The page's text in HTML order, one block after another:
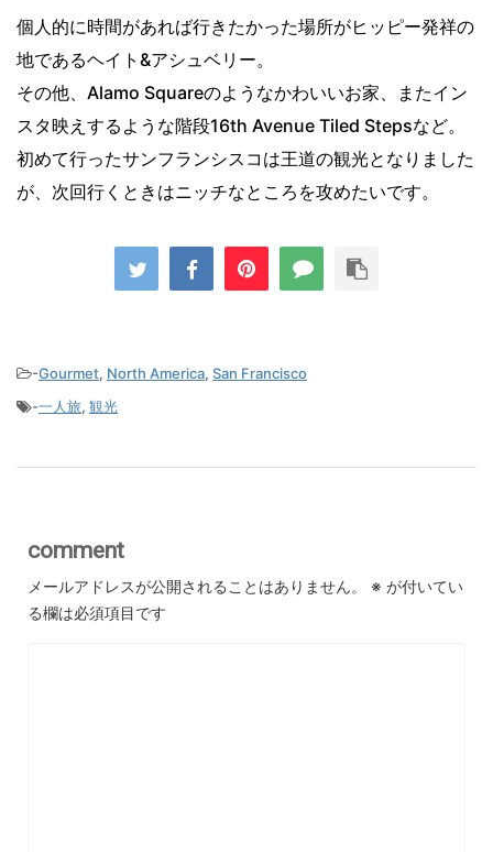
個人的に時間があれば行きたかった場所がヒッピー発祥の
地であるヘイト&アシュベリー。
その他、Alamo Squareのようなかわいいお家、またイン
スタ映えするような階段16th Avenue Tiled Stepsなど。
初めて行ったサンフランシスコは王道の観光となりました
が、次回行くときはニッチなところを攻めたいです。
-Gourmet, North America, San Francisco
-一人旅, 観光
comment
メールアドレスが公開されることはありません。 ※ が付いてい
る欄は必須項目です